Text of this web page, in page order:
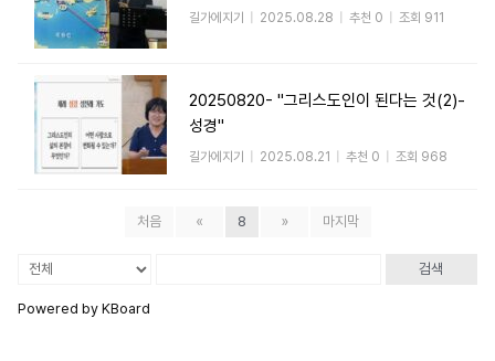
길가에지기 2025.08.28 추천 0 조회 911
20250820- "그리스도인이 된다는 것(2)-
성경"
길가에지기 2025.08.21 추천 0 조회 968
처음 « 8 » 마지막
검색
Powered by KBoard